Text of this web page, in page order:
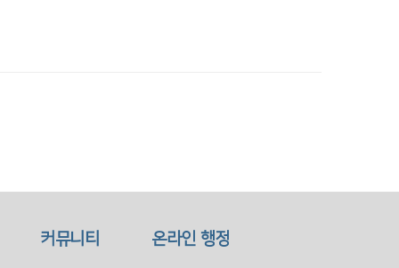
커뮤니티 온라인 행정